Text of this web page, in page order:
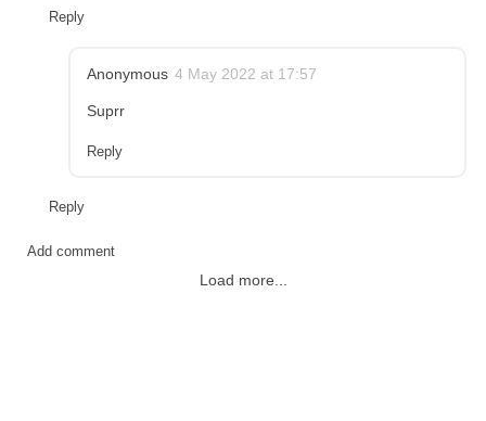
Reply
Anonymous 4 May 2022 at 17:57
Suprr
Reply
Reply
Add comment
Load more...